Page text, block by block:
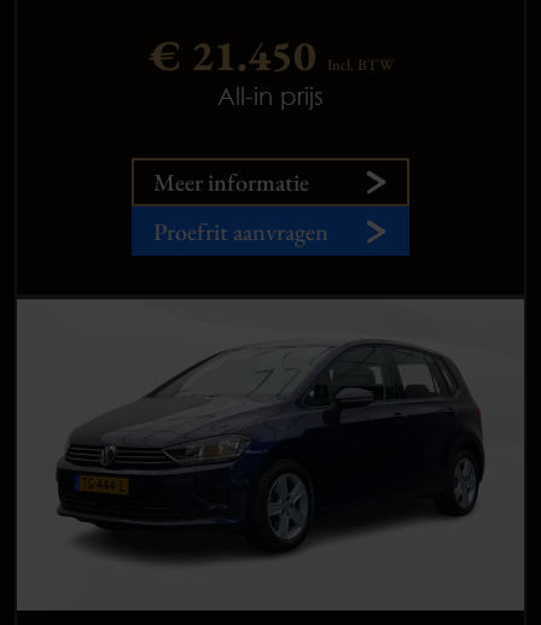
€ 21.450 Incl. BTW
All-in prijs
Meer informatie
Proefrit aanvragen